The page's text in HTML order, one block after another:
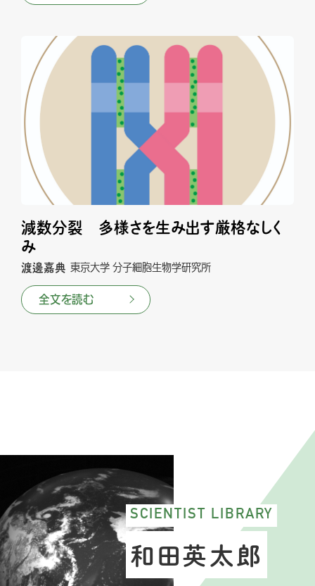
減数分裂 多様さを生み出す厳格なしく
み
渡邊嘉典 東京大学 分子細胞生物学研究所
全文を読む
SCIENTIST LIBRARY
和田英太郎